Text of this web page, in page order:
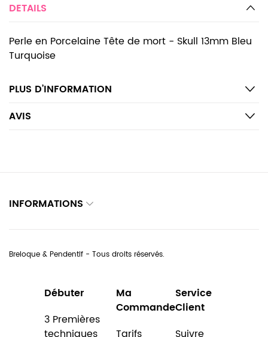
DETAILS
Perle en Porcelaine Tête de mort - Skull 13mm Bleu
Turquoise
PLUS D’INFORMATION
AVIS
INFORMATIONS
Breloque & Pendentif - Tous droits réservés.
Débuter
3 Premières
Ma
Commande
Service
Client